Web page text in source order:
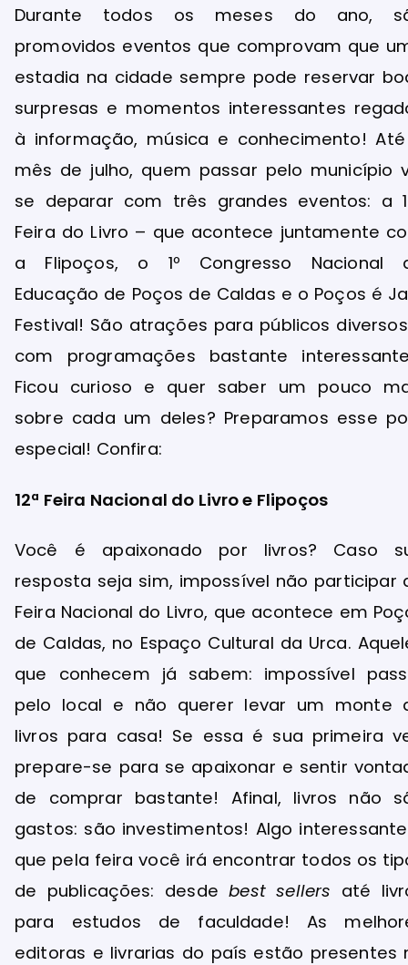
Durante todos os meses do ano,
promovidos eventos que comprovam que
estadia na cidade sempre pode reservar
surpresas e momentos interessantes
à informação, música e conhecimento!
mês de julho, quem passar pelo município
se deparar com três grandes eventos: a
Feira do Livro – que acontece juntamente
a Flipoços, o 1º Congresso Nacional
Educação de Poços de Caldas e o Poços é
Festival! São atrações para públicos
com programações bastante
Ficou curioso e quer saber um pouco
sobre cada um deles? Preparamos esse
especial! Confira:
12ª Feira Nacional do Livro e Flipoços
Você é apaixonado por livros? Caso
resposta seja sim, impossível não participar
Feira Nacional do Livro, que acontece em
de Caldas, no Espaço Cultural da Urca.
que conhecem já sabem: impossível
pelo local e não querer levar um monte
livros para casa! Se essa é sua primeira
prepare-se para se apaixonar e sentir
de comprar bastante! Afinal, livros não
gastos: são investimentos! Algo
que pela feira você irá encontrar todos os
de publicações: desdebest sellers até
para estudos de faculdade! As
editoras e livrarias do país estão presentes